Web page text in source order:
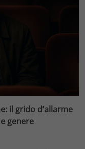
il grido d’allarme
genere